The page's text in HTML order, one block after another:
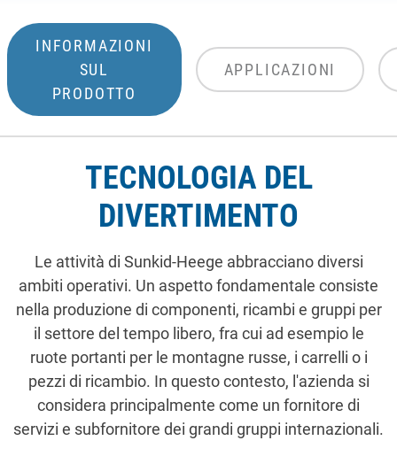
INFORMAZIONI
SUL
PRODOTTO
APPLICAZIONI
TECNOLOGIA DEL
DIVERTIMENTO
Le attività di Sunkid-Heege abbracciano diversi
ambiti operativi. Un aspetto fondamentale consiste
nella produzione di componenti, ricambi e gruppi per
il settore del tempo libero, fra cui ad esempio le
ruote portanti per le montagne russe, i carrelli o i
pezzi di ricambio. In questo contesto, l'azienda si
considera principalmente come un fornitore di
servizi e subfornitore dei grandi gruppi internazionali.